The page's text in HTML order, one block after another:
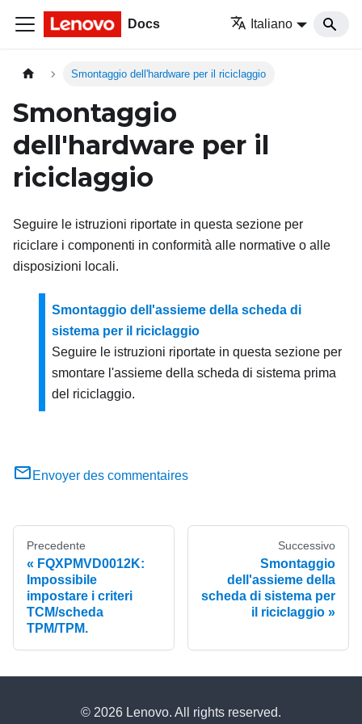
Docs Italiano
Smontaggio dell'hardware per il riciclaggio
Smontaggio
dell'hardware per il
riciclaggio
Seguire le istruzioni riportate in questa sezione per
riciclare i componenti in conformità alle normative o alle
disposizioni locali.
Smontaggio dell'assieme della scheda di
sistema per il riciclaggio
Seguire le istruzioni riportate in questa sezione per
smontare l'assieme della scheda di sistema prima
del riciclaggio.
Envoyer des commentaires
Precedente
FQXPMVD0012K:
Impossibile
impostare i criteri
TCM/scheda
TPM/TPM.
Successivo
Smontaggio
dell'assieme della
scheda di sistema per
il riciclaggio
© 2026 Lenovo. All rights reserved.